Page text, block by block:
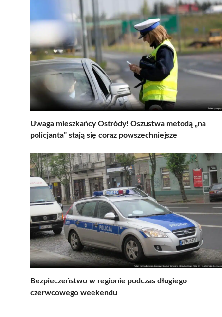
Uwaga mieszkańcy Ostródy! Oszustwa metodą „na
policjanta” stają się coraz powszechniejsze
Bezpieczeństwo w regionie podczas długiego
czerwcowego weekendu